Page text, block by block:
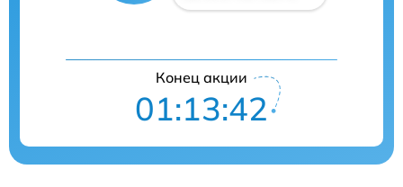
Конец акции
01:13:42